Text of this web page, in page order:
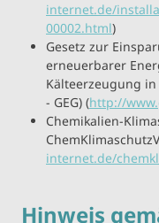
internet.de/
00002.html)
Gesetz zur
erneuerbarer
Kälteerzeugung
- GEG) (http://
Chemikalien-
internet.de/
Hinweis